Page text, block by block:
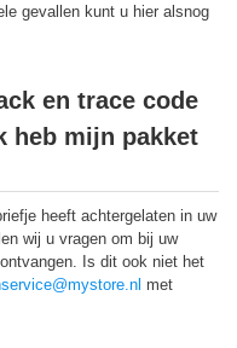
gevallen kunt u hier alsnog
en trace code
heb mijn pakket
heeft achtergelaten in uw
wij u vragen om bij uw
Is dit ook niet het
met